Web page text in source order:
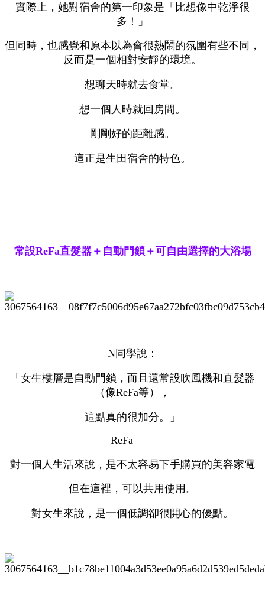
實際上，她對宿舍的第一印象是「比想像中乾淨很
多！」
但同時，也感覺和原本以為會很熱鬧的氛圍有些不同，
反而是一個相對安靜的環境。
想聊天時就去食堂。
想一個人時就回房間。
剛剛好的距離感。
這正是生田宿舍的特色。
常設ReFa直髮器＋自動門鎖＋可自由選擇的大浴場
N同學說：
「女生樓層是自動門鎖，而且還常設吹風機和直髮器
（像ReFa等），
這點真的很加分。」
ReFa——
對一個人生活來說，是不太容易下手購買的美容家電
但在這裡，可以共用使用。
對女生來說，是一個低調卻很開心的優點。